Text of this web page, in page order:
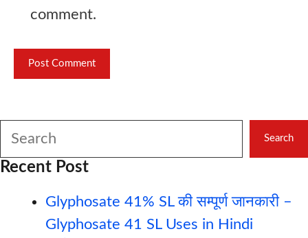
comment.
Search
Search
Recent Post
Glyphosate 41% SL की सम्पूर्ण जानकारी –
Glyphosate 41 SL Uses in Hindi